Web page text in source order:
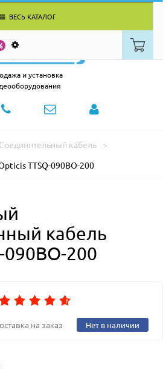
ВЕСЬ КАТАЛОГ
и установка
Соединительный кабель
TTSQ-090BO-200
кабель
200
на заказ Нет в наличии